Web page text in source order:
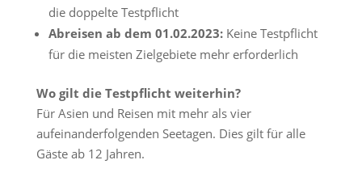
die doppelte Testpflicht
Abreisen ab dem 01.02.2023:Keine Testpflicht
für die meisten Zielgebiete mehr erforderlich
Wo gilt die Testpflicht weiterhin?
Für Asien und Reisen mit mehr als vier
aufeinanderfolgenden Seetagen. Dies gilt für alle
Gäste ab 12 Jahren.